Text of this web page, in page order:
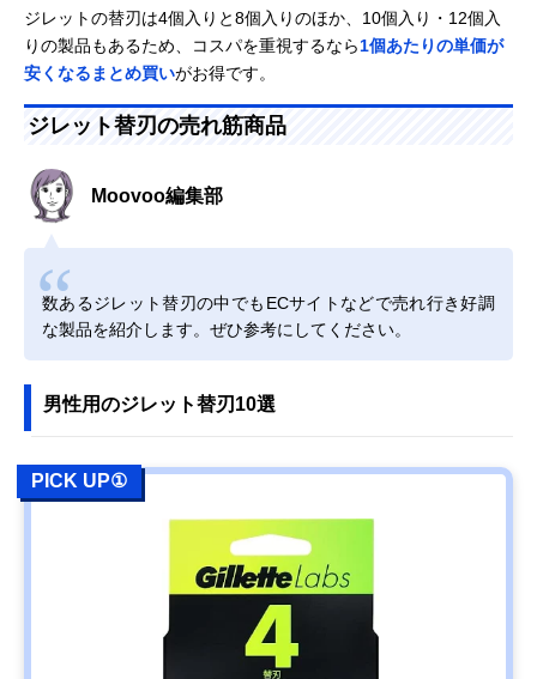
ジレットの替刃は4個入りと8個入りのほか、10個入り・12個入
りの製品もあるため、コスパを重視するなら1個あたりの単価が
安くなるまとめ買いがお得です。
ジレット替刃の売れ筋商品
Moovoo編集部
数あるジレット替刃の中でもECサイトなどで売れ行き好調
な製品を紹介します。ぜひ参考にしてください。
男性用のジレット替刃10選
PICK UP①